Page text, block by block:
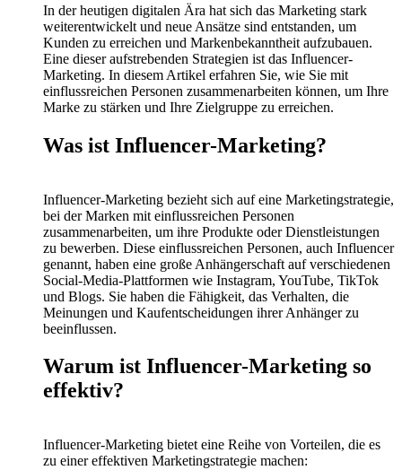
In der heutigen digitalen Ära hat sich das Marketing stark
weiterentwickelt und neue Ansätze sind entstanden, um
Kunden zu erreichen und Markenbekanntheit aufzubauen.
Eine dieser aufstrebenden Strategien ist das Influencer-
Marketing. In diesem Artikel erfahren Sie, wie Sie mit
einflussreichen Personen zusammenarbeiten können, um Ihre
Marke zu stärken und Ihre Zielgruppe zu erreichen.
Was ist Influencer-Marketing?
Influencer-Marketing bezieht sich auf eine Marketingstrategie,
bei der Marken mit einflussreichen Personen
zusammenarbeiten, um ihre Produkte oder Dienstleistungen
zu bewerben. Diese einflussreichen Personen, auch Influencer
genannt, haben eine große Anhängerschaft auf verschiedenen
Social-Media-Plattformen wie Instagram, YouTube, TikTok
und Blogs. Sie haben die Fähigkeit, das Verhalten, die
Meinungen und Kaufentscheidungen ihrer Anhänger zu
beeinflussen.
Warum ist Influencer-Marketing so
effektiv?
Influencer-Marketing bietet eine Reihe von Vorteilen, die es
zu einer effektiven Marketingstrategie machen: